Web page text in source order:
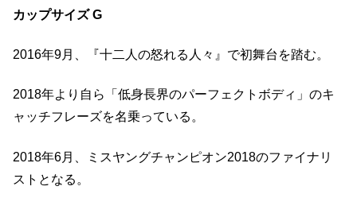
カップサイズ G
2016年9月、『十二人の怒れる人々』で初舞台を踏む。
2018年より自ら「低身長界のパーフェクトボディ」のキ
ャッチフレーズを名乗っている。
2018年6月、ミスヤングチャンピオン2018のファイナリ
ストとなる。